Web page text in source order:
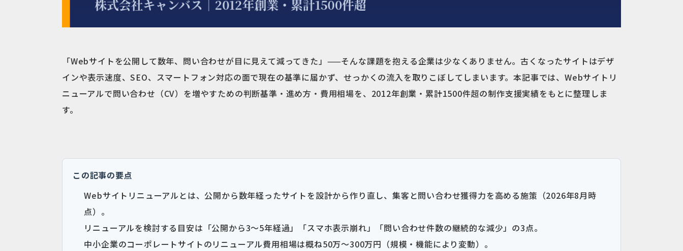
「Webサイトを公開して数年、問い合わせが目に見えて減ってきた」——そんな課題を抱える企業は少なくありません。古くなったサイトはデザ
インや表示速度、SEO、スマートフォン対応の面で現在の基準に届かず、せっかくの流入を取りこぼしてしまいます。本記事では、Webサイトリ
ニューアルで問い合わせ（CV）を増やすための判断基準・進め方・費用相場を、2012年創業・累計1500件超の制作支援実績をもとに整理しま
す。
この記事の要点
Webサイトリニューアルとは、公開から数年経ったサイトを設計から作り直し、集客と問い合わせ獲得力を高める施策（2026年8月時
点）。
リニューアルを検討する目安は「公開から3〜5年経過」「スマホ表示崩れ」「問い合わせ件数の継続的な減少」の3点。
中小企業のコーポレートサイトのリニューアル費用相場は概ね50万〜300万円（規模・機能により変動）。